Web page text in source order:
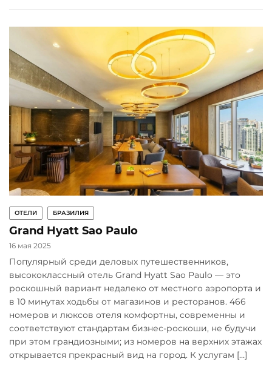
ОТЕЛИ БРАЗИЛИЯ
Grand Hyatt Sao Paulo
16 мая 2025
Популярный среди деловых путешественников,
высококлассный отель Grand Hyatt Sao Paulo — это
роскошный вариант недалеко от местного аэропорта и
в 10 минутах ходьбы от магазинов и ресторанов. 466
номеров и люксов отеля комфортны, современны и
соответствуют стандартам бизнес-роскоши, не будучи
при этом грандиозными; из номеров на верхних этажах
открывается прекрасный вид на город. К услугам […]